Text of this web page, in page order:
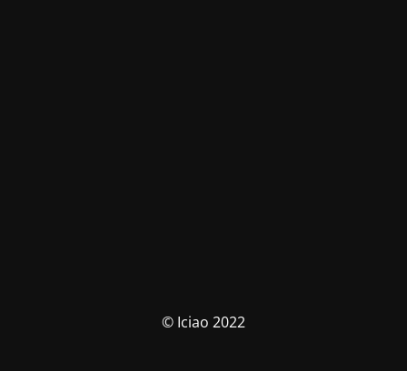
© Iciao 2022